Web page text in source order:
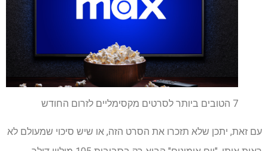
7 הטובים ביותר לסרטים מקסימליים לזרום החודש
עם זאת, יתכן שלא תזכרו את הסרט הזה, או שיש סיכוי שמעולם לא